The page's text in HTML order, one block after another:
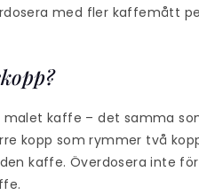
med fler kaffemått
malet kaffe – det samma
kopp som rymmer två
kaffe. Överdosera inte